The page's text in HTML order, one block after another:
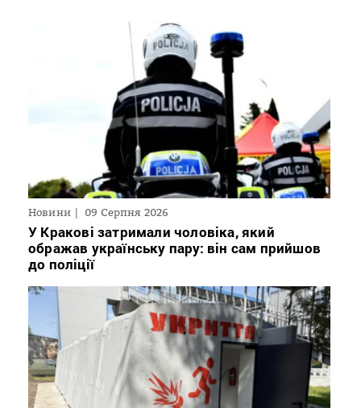
Новини 09 Серпня 2026
У Кракові затримали чоловіка, який
ображав українську пару: він сам прийшов
до поліції